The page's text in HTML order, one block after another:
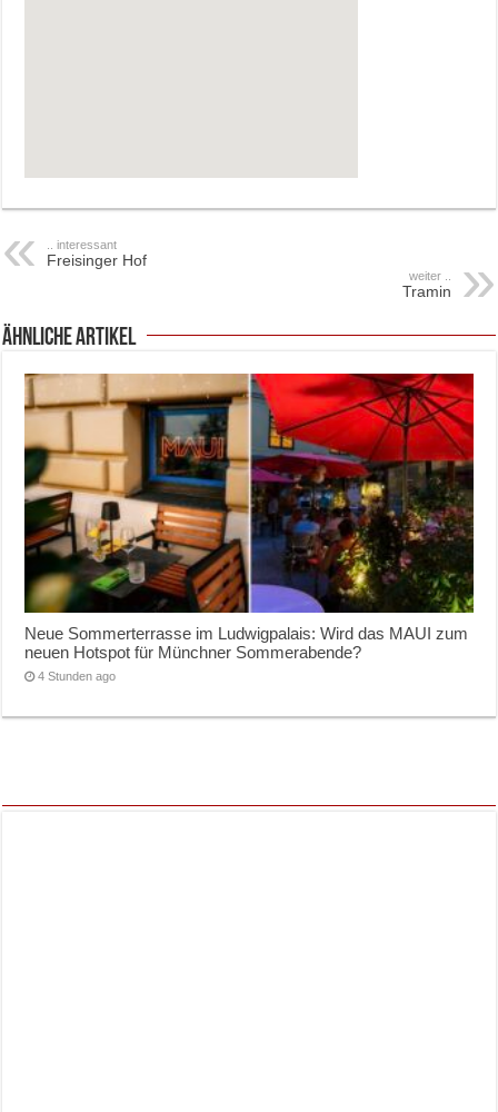
.. interessant
Freisinger Hof
weiter ..
Tramin
ähnliche Artikel
Neue Sommerterrasse im Ludwigpalais: Wird das MAUI zum
neuen Hotspot für Münchner Sommerabende?
4 Stunden ago